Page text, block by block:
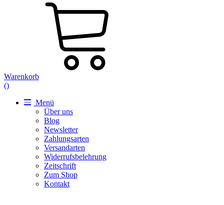
Warenkorb
()
Menü
Über uns
Blog
Newsletter
Zahlungsarten
Versandarten
Widerrufsbelehrung
Zeitschrift
Zum Shop
Kontakt